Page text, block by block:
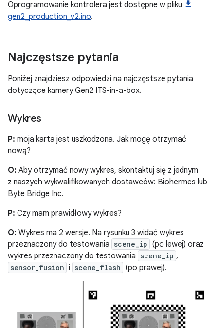
Oprogramowanie kontrolera jest dostępne w pliku
gen2_production_v2.ino.
Najczęstsze pytania
Poniżej znajdziesz odpowiedzi na najczęstsze pytania
dotyczące kamery Gen2 ITS-in-a-box.
Wykres
P: moja karta jest uszkodzona. Jak mogę otrzymać
nową?
O: Aby otrzymać nowy wykres, skontaktuj się z jednym
z naszych wykwalifikowanych dostawców: Biohermes lub
Byte Bridge Inc.
P: Czy mam prawidłowy wykres?
O: Wykres ma 2 wersje. Na rysunku 3 widać wykres
przeznaczony do testowania scene_ip (po lewej) oraz
wykres przeznaczony do testowania scene_ip ,
sensor_fusion i scene_flash (po prawej).